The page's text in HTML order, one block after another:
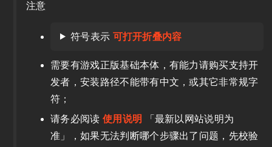
注意
符号表示 可打开折叠内容
需要有游戏正版基础本体，有能力请购买支持开
发者，安装路径不能带有中文，或其它非常规字
符；
请务必阅读 使用说明
「最新以网站说明为
准」，如果无法判断哪个步骤出了问题，先校验